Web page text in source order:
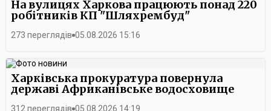
На вулицях Харкова працюють понад 220
робітників КП "Шляхрембуд"
273 переглядів 05.08.2026 15:16
Харківська прокуратура повернула
державі Африканівське водосховище
312 переглядів 05.08.2026 14:19